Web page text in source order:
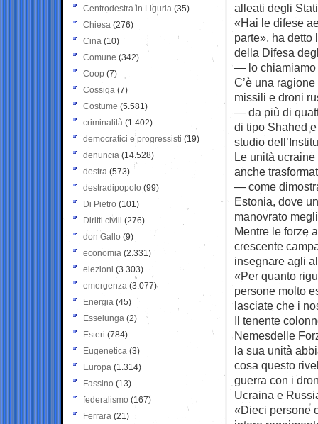
alleati degli
«Hai le difese
parte», ha
della Difesa
— lo chiamiamo
C’è una
missili e droni
— da più di
di tipo Shahed
studio
Le unità
anche
— come
Estonia, dove
manovrato
Mentre le forze
crescente
insegnare agli
«Per quanto
persone molto
lasciate che i
Il tenente
Nemesdelle
la sua unità
cosa questo
guerra con i
Ucraina e
«Dieci persone
Centrodestra in Liguria (35)
Chiesa (276)
Cina (10)
Comune (342)
Coop (7)
Cossiga (7)
Costume (5.581)
criminalità (1.402)
democratici e progressisti (19)
denuncia (14.528)
destra (573)
destradipopolo (99)
Di Pietro (101)
Diritti civili (276)
don Gallo (9)
economia (2.331)
elezioni (3.303)
emergenza (3.077)
Energia (45)
Esselunga (2)
Esteri (784)
Eugenetica (3)
Europa (1.314)
Fassino (13)
federalismo (167)
Ferrara (21)